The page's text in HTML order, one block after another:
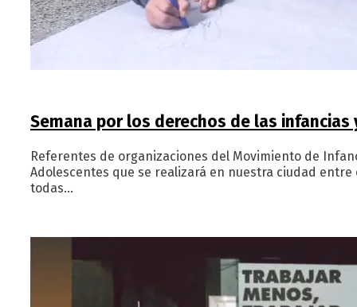
Semana por los derechos de las infancias
Referentes de organizaciones del Movimiento de
Adolescentes que se realizará en nuestra ciudad
todas…